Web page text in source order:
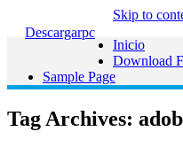
Descargarpc
Skip to
Inicio
Download
Sample Page
Tag Archives: